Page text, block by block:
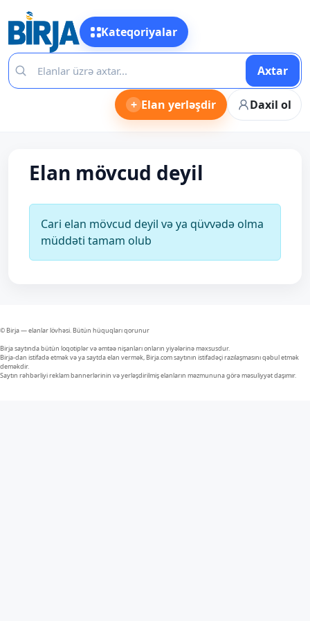
Kateqoriyalar
Axtar
+ Elan yerləşdir Daxil ol
Elan mövcud deyil
Cari elan mövcud deyil və ya qüvvədə olma
müddəti tamam olub
© Birja — elanlar lövhəsi. Bütün hüquqları qorunur
Birja saytında bütün loqotiplər və əmtəə nişanları onların yiyələrinə məxsusdur.
Birja-dan istifadə etmək və ya saytda elan vermək, Birja.com saytının istifadəçi razılaşmasını qəbul etmək
deməkdir.
Saytın rəhbərliyi reklam bannerlərinin və yerləşdirilmiş elanların məzmununa görə məsuliyyət daşımır.